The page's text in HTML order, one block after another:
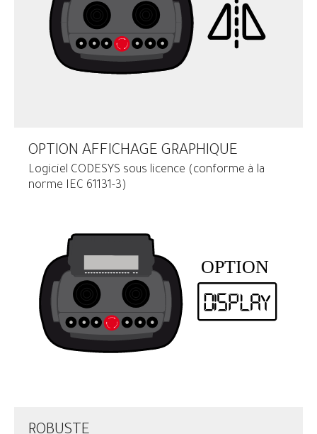
OPTION AFFICHAGE GRAPHIQUE
Logiciel CODESYS sous licence (conforme à la
norme IEC 61131-3)